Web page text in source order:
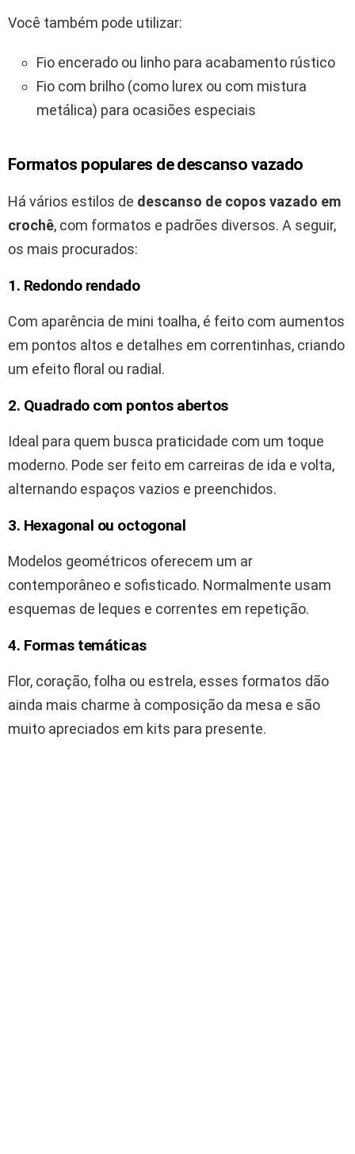
Você também pode utilizar:
Fio encerado ou linho para acabamento rústico
Fio com brilho (como lurex ou com mistura
metálica) para ocasiões especiais
Formatos populares de descanso vazado
Há vários estilos de descanso de copos vazado em
crochê, com formatos e padrões diversos. A seguir,
os mais procurados:
1. Redondo rendado
Com aparência de mini toalha, é feito com aumentos
em pontos altos e detalhes em correntinhas, criando
um efeito floral ou radial.
2. Quadrado com pontos abertos
Ideal para quem busca praticidade com um toque
moderno. Pode ser feito em carreiras de ida e volta,
alternando espaços vazios e preenchidos.
3. Hexagonal ou octogonal
Modelos geométricos oferecem um ar
contemporâneo e sofisticado. Normalmente usam
esquemas de leques e correntes em repetição.
4. Formas temáticas
Flor, coração, folha ou estrela, esses formatos dão
ainda mais charme à composição da mesa e são
muito apreciados em kits para presente.